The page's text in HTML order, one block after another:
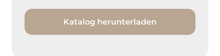
Katalog herunterladen